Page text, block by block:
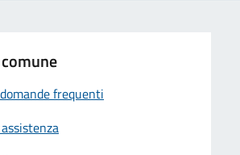
frequenti